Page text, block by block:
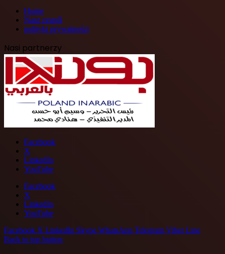
Home
Nasz zespół
polityki prywatności
Nasi partnerzy
Facebook
X
LinkedIn
YouTube
Facebook
X
LinkedIn
YouTube
Facebook X LinkedIn Skype WhatsApp Telegram Viber Line
Back to top button